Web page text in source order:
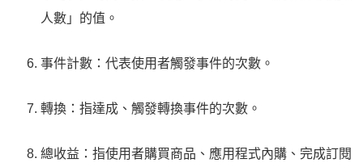
人數」的值。
事件計數：代表使用者觸發事件的次數。
轉換：指達成、觸發轉換事件的次數。
總收益：指使用者購買商品、應用程式內購、完成訂閱